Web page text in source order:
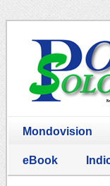
Mondovision
eBook